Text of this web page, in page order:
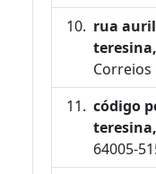
rua
Correios
código
64005-